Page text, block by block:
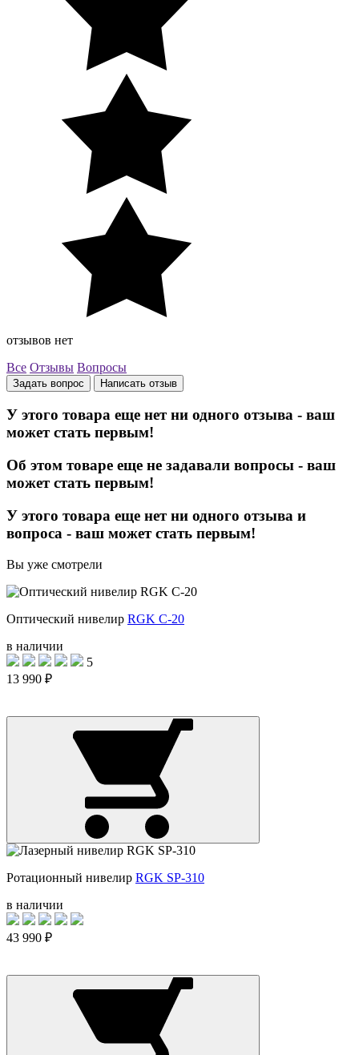
отзывов нет
Все Отзывы Вопросы
Задать вопрос Написать отзыв
У этого товара еще нет ни одного отзыва - ваш
может стать первым!
Об этом товаре еще не задавали вопросы - ваш
может стать первым!
У этого товара еще нет ни одного отзыва и
вопроса - ваш может стать первым!
Вы уже смотрели
Оптический нивелир RGK C-20
в наличии
5
13 990 ₽
Ротационный нивелир RGK SP-310
в наличии
43 990 ₽